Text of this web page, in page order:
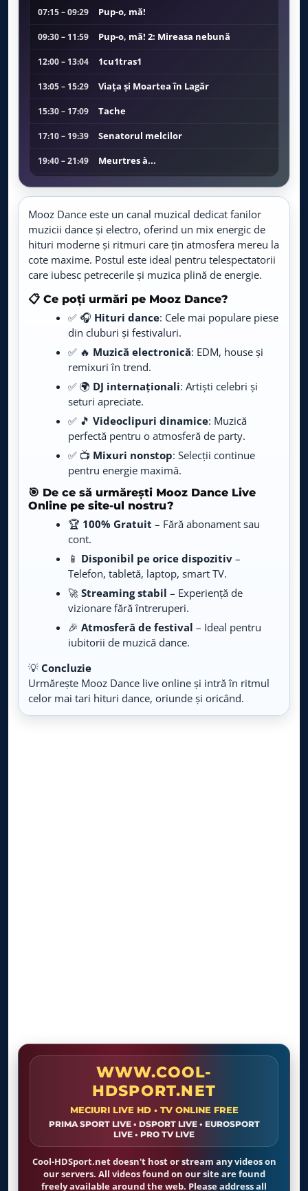
Impact TV
Live TV
Live TV
Live TV
Live TV
Etno TV LIVE
TVR Folclor LIVE
Live TV
Atomic TV
Live TV
MTV
Live TV
07:15 – 09:29 Pup-o, mă!
09:30 – 11:59 Pup-o, mă! 2: Mireasa nebună
12:00 – 13:04 1cu1tras1
13:05 – 15:29 Viața și Moartea în Lagăr
15:30 – 17:09 Tache
17:10 – 19:39 Senatorul melcilor
19:40 – 21:49 Meurtres à...
21:50 – 00:04 Ea si cu mine
00:05 – 02:09 YouTube Bazaar
02:10 – 02:59 Sibiu 825
03:00 – 04:09 Arhitectură și putere
Mooz Dance este un canal muzical dedicat fanilor
muzicii dance și electro, oferind un mix energic de
hituri moderne și ritmuri care țin atmosfera mereu la
cote maxime. Postul este ideal pentru telespectatorii
care iubesc petrecerile și muzica plină de energie.
📋 Ce poți urmări pe Mooz Dance?
✅ 🎧 Hituri dance: Cele mai populare piese
din cluburi și festivaluri.
✅ 🔥 Muzică electronică: EDM, house și
remixuri în trend.
✅ 🌍 DJ internaționali: Artiști celebri și
seturi apreciate.
✅ 🎵 Videoclipuri dinamice: Muzică
perfectă pentru o atmosferă de party.
✅ 📺 Mixuri nonstop: Selecții continue
pentru energie maximă.
🎯 De ce să urmărești Mooz Dance Live
Online pe site-ul nostru?
🏆 100% Gratuit – Fără abonament sau
cont.
📱 Disponibil pe orice dispozitiv –
Telefon, tabletă, laptop, smart TV.
🚀 Streaming stabil – Experiență de
vizionare fără întreruperi.
🎉 Atmosferă de festival – Ideal pentru
iubitorii de muzică dance.
💡 Concluzie
Urmărește Mooz Dance live online și intră în ritmul
celor mai tari hituri dance, oriunde și oricând.
WWW.COOL-
HDSPORT.NET
MECIURI LIVE HD • TV ONLINE FREE
PRIMA SPORT LIVE • DSPORT LIVE • EUROSPORT
LIVE • PRO TV LIVE
Cool-HDSport.net doesn't host or stream any videos on
our servers. All videos found on our site are found
freely available around the web. Please address all